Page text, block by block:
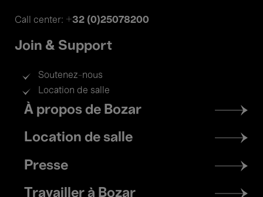
Call center: +32 (0)25078200
Join & Support
Soutenez-nous
Location de salle
Footer
menu
À propos de Bozar
Location de salle
Presse
Travailler à Bozar